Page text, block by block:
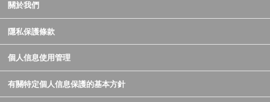
關於我們
隱私保護條款
個人信息使用管理
有關特定個人信息保護的基本方針